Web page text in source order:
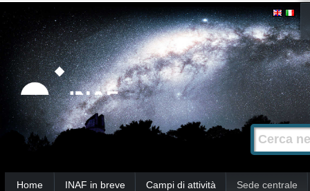
Strumenti
personali
Salta
contenuti.
|
Salta
alla
navigazione
Cerca nel
Ricerca
avanzata…
Home INAF in breve Campi di attività Sede centrale